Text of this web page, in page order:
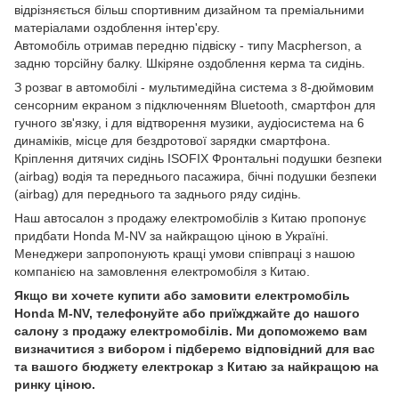
відрізняється більш спортивним дизайном та преміальними
матеріалами оздоблення інтер'єру.
Автомобіль отримав передню підвіску - типу Macpherson, а
задню торсійну балку. Шкіряне оздоблення керма та сидінь.
З розваг в автомобілі - мультимедійна система з 8-дюймовим
сенсорним екраном з підключенням Bluetooth, смартфон для
гучного зв'язку, і для відтворення музики, аудіосистема на 6
динаміків, місце для бездротової зарядки смартфона.
Кріплення дитячих сидінь ISOFIX Фронтальні подушки безпеки
(airbag) водія та переднього пасажира, бічні подушки безпеки
(airbag) для переднього та заднього ряду сидінь.
Наш автосалон з продажу електромобілів з Китаю пропонує
придбати Honda M-NV за найкращою ціною в Україні.
Менеджери запропонують кращі умови співпраці з нашою
компанією на замовлення електромобіля з Китаю.
Якщо ви хочете купити або замовити електромобіль
Honda M-NV, телефонуйте або приїжджайте до нашого
салону з продажу електромобілів. Ми допоможемо вам
визначитися з вибором і підберемо відповідний для вас
та вашого бюджету електрокар з Китаю за найкращою на
ринку ціною.